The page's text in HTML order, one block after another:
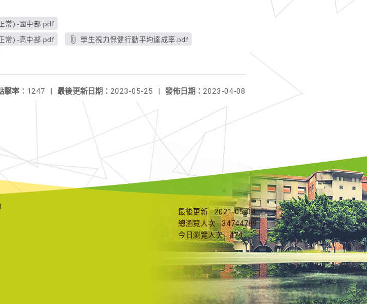
常) -國中部.pdf
常) -高中部.pdf
學生視力保健行動平均達成率.pdf
發佈日期： 2023-04-08
最後更新日期： 2023-05-25 |
擊率： 1247 |
最後更新
2021-05-04
總瀏覽人次
34744789
今日瀏覽人次
474